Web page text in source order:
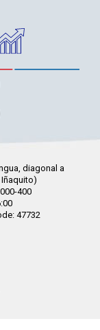
diagonal a
400
47732